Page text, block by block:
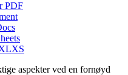
PDF
aspekter ved en fornøyd